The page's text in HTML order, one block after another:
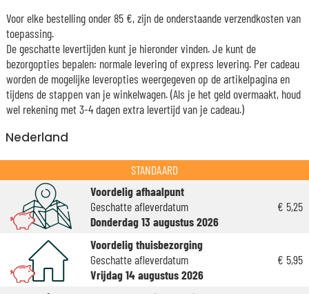
Voor elke bestelling onder 85 €, zijn de onderstaande verzendkosten van
toepassing.
De geschatte levertijden kunt je hieronder vinden. Je kunt de
bezorgopties bepalen: normale levering of express levering. Per cadeau
worden de mogelijke leveropties weergegeven op de artikelpagina en
tijdens de stappen van je winkelwagen. (Als je het geld overmaakt, houd
wel rekening met 3-4 dagen extra levertijd van je cadeau.)
Nederland
STANDAARD
Voordelig afhaalpunt
Geschatte afleverdatum
Donderdag 13 augustus 2026
€ 5,25
Voordelig thuisbezorging
Geschatte afleverdatum
Vrijdag 14 augustus 2026
€ 5,95